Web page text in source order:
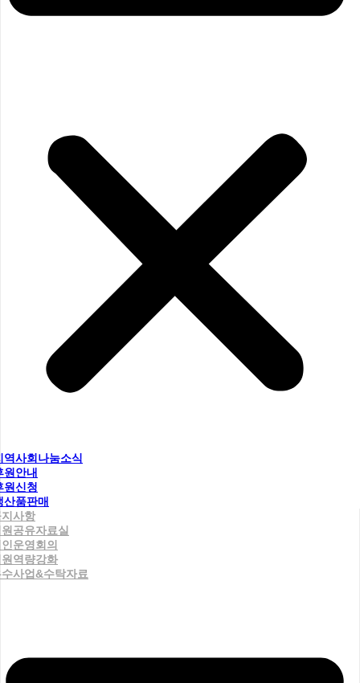
역사회나눔소식
원안내
원신청
산품판매
사항
공유자료실
운영회의
역량강화
사업&수탁자료